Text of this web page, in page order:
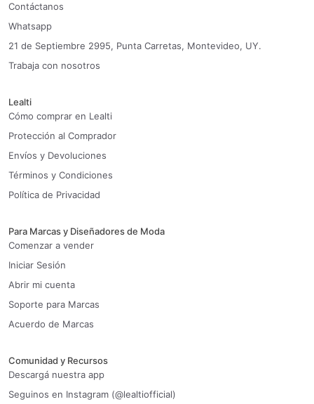
Contáctanos
Whatsapp
21 de Septiembre 2995, Punta Carretas, Montevideo, UY.
Trabaja con nosotros
Lealti
Cómo comprar en Lealti
Protección al Comprador
Envíos y Devoluciones
Términos y Condiciones
Política de Privacidad
Para Marcas y Diseñadores de Moda
Comenzar a vender
Iniciar Sesión
Abrir mi cuenta
Soporte para Marcas
Acuerdo de Marcas
Comunidad y Recursos
Descargá nuestra app
Seguinos en Instagram (@lealtiofficial)